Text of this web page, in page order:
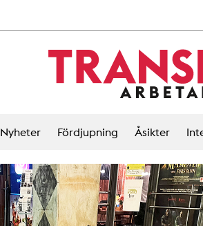
Nyheter Fördjupning Åsikter